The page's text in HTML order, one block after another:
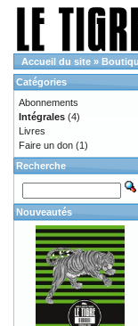
Accueil du site »
Catégories
Abonnements
Intégrales (4)
Livres
Faire un don (1)
Recherche
Nouveautés